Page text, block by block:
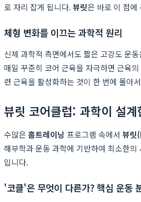
로 자리 잡게 됩니다.뷰릿은 바로 이 점
체형 변화를 이끄는 과학적 원리
신체 과학적 측면에서도 짧은 고강도 운
매일 꾸준히 코어 근육을 자극하면 근육
련 근육을 활성화하는 것이 한 번에 몰아
뷰릿 코어클럽: 과학이 설
수많은 홈트레이닝 프로그램 속에서 뷰
해부학과 운동 과학에 기반하여 최소한
입니다.
'코클'은 무엇이 다른가? 핵심 운동